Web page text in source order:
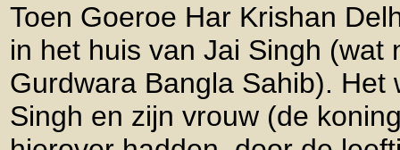
Toen Goeroe Har Krishan
in het huis van Jai Singh (wat
Gurdwara Bangla Sahib). Het
Singh en zijn vrouw (de